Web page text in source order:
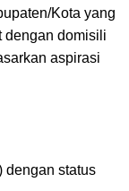
Kota yang
dengan domisili
aspirasi
dengan status